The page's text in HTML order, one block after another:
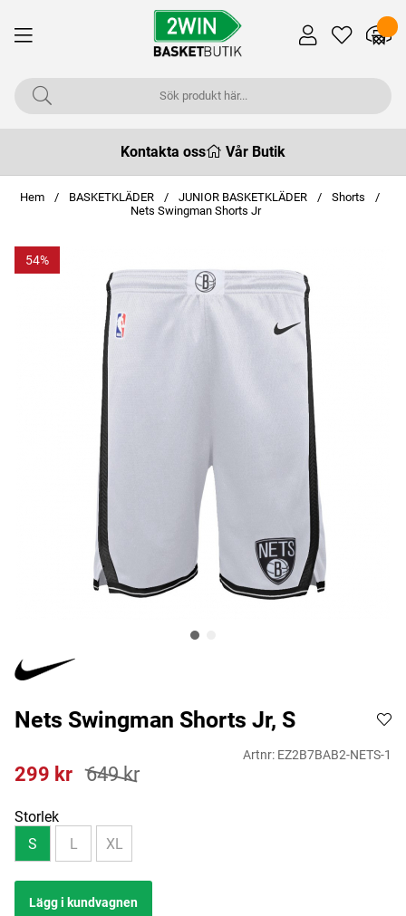
Kontakta oss Vår Butik
Hem BASKETKLÄDER JUNIOR BASKETKLÄDER
Shorts
Nets Swingman Shorts Jr
54
Nets Swingman Shorts Jr, S
Artnr: EZ2B7BAB2-NETS-1
649kr
299 kr
Storlek
S
L XL
Lägg i kundvagnen